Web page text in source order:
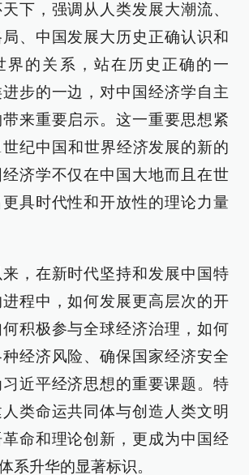
下，强调从人类发展大潮流、
、中国发展大历史正确认识和
界的关系，站在历史正确的一
步的一边，对中国经济学自主
来重要启示。这一重要思想紧
纪中国和世界经济发展的新的
济学不仅在中国大地而且在世
具时代性和开放性的理论力量
，在新时代坚持和发展中国特
程中，如何发展更高层次的开
积极参与全球经济治理，如何
经济风险、确保国家经济安全
近平经济思想的重要课题。特
类命运共同体与创造人类文明
命和理论创新，更成为中国经
系升华的显著标识。